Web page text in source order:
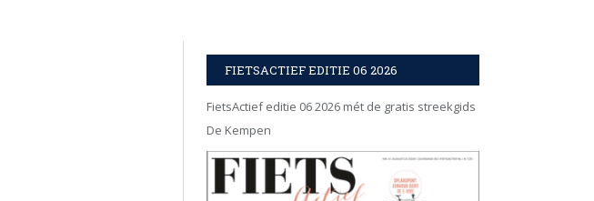
FIETSACTIEF EDITIE 06 2026
FietsActief editie 06 2026 mét de gratis streekgids
De Kempen